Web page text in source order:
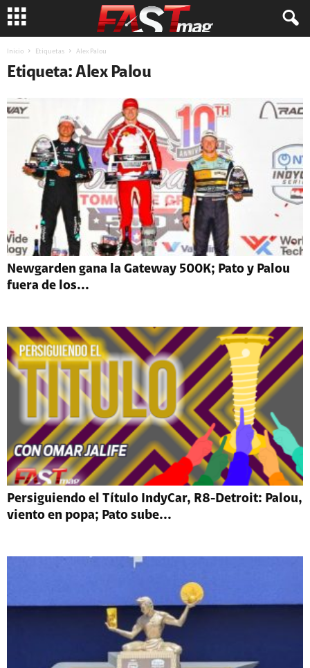
Inicio Etiquetas Alex Palou
Etiqueta: Alex Palou
Newgarden gana la Gateway 500K; Pato y Palou
fuera de los...
Persiguiendo el Título IndyCar, R8-Detroit: Palou,
viento en popa; Pato sube...